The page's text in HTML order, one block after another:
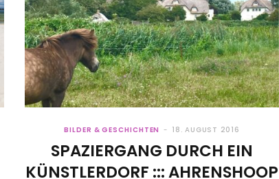
BILDER & GESCHICHTEN 18. AUGUST 2016
SPAZIERGANG DURCH EIN
KÜNSTLERDORF ::: AHRENSHOOP